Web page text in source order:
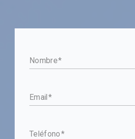
Nombre
Email
Teléfono